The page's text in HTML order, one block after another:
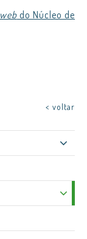
webdo Núcleo de
< voltar